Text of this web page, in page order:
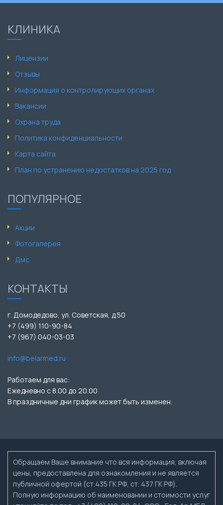
КЛИНИКА
Лицензии
Отзывы
Информация о контролирующих органах
Вакансии
Охрана труда
Политика конфиденциальности
Карта сайта
План по устранению недостатков на 2025 год
ПОПУЛЯРНОЕ
Акции
Фотогалерея
Дмс
КОНТАКТЫ
г. Домодедово, ул. Советская, д.50
+7 (499) 110-90-84
+7 (967) 040-03-03
info@belarmed.ru
Работаем для вас:
Ежедневно с 8.00 до 20.00
В праздничные дни график может быть изменен.
Обращаем Ваше внимание что вся информация, включая
цены, предоставлена для ознакомления и не является
публичной офертой (ст.435 ГК РФ, ст. 437 ГК РФ).
Полную информацию об наименовании и стоимости услуг